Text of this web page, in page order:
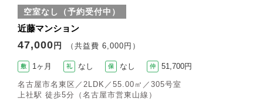
空室なし（予約受付中）
近藤マンション
47,000 円 （共益費 6,000円）
敷 1ヶ月 礼 なし 保 なし 仲 51,700円
名古屋市名東区／2LDK／55.00㎡／305号室
上社駅 徒歩5分（名古屋市営東山線）